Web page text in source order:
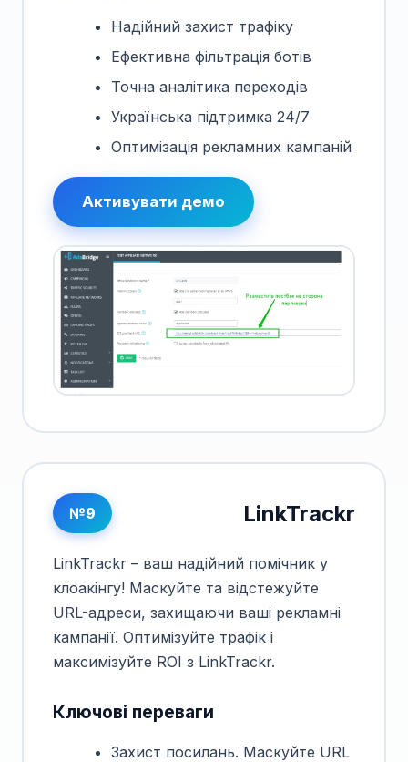
Надійний захист трафіку
Ефективна фільтрація ботів
Точна аналітика переходів
Українська підтримка 24/7
Оптимізація рекламних кампаній
Активувати демо
№9 LinkTrackr
LinkTrackr – ваш надійний помічник у
клоакінгу! Маскуйте та відстежуйте
URL-адреси, захищаючи ваші рекламні
кампанії. Оптимізуйте трафік і
максимізуйте ROI з LinkTrackr.
Ключові переваги
Захист посилань. Маскуйте URL